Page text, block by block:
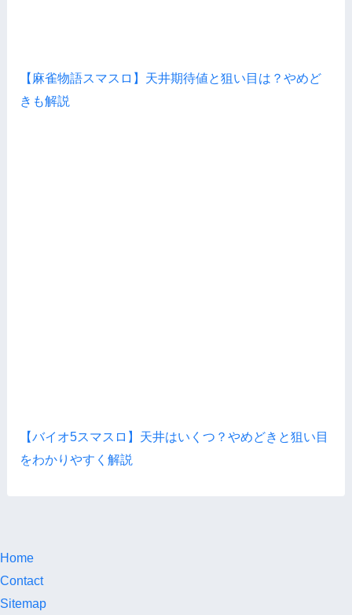
【麻雀物語スマスロ】天井期待値と狙い目は？やめど
きも解説
【バイオ5スマスロ】天井はいくつ？やめどきと狙い目
をわかりやすく解説
Home
Contact
Sitemap